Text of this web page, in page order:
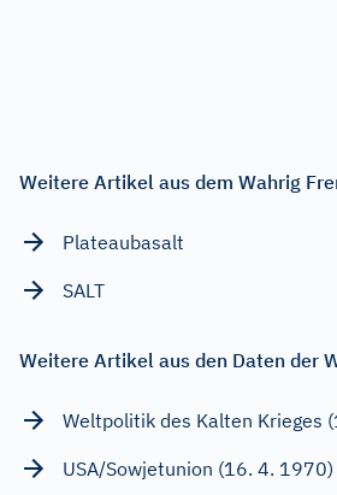
Weitere Artikel aus dem Wahrig
Plateaubasalt
SALT
Weitere Artikel aus den Daten der
Weltpolitik des Kalten Krieges
USA/Sowjetunion (16. 4. 1970)